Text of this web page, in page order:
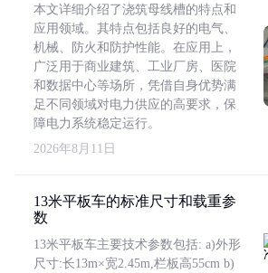
本文详细介绍了浇筑母线槽的特点和
应用领域。其特点包括良好的电气、
机械、防火和防护性能。在应用上，
广泛用于商业建筑、工业厂房、医院
和数据中心等场所，凭借自身优势满
足不同领域对电力供应的高要求，保
障电力系统稳定运行。
2026年8月11日
13米平板车的标准尺寸和载重参
数
13米平板车主要技术参数包括: a)外形
尺寸:长13m×宽2.45m,栏板高55cm b)